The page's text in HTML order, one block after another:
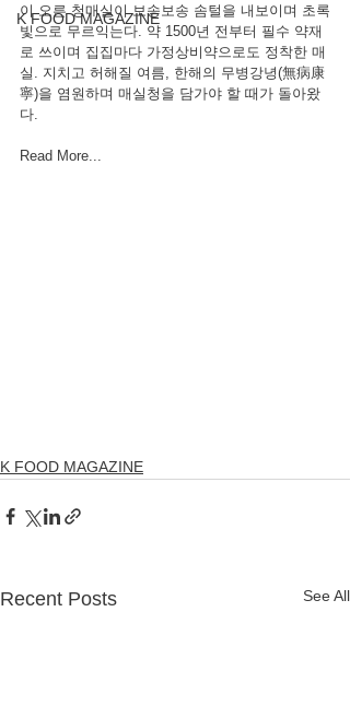
K FOOD MAGAZINE
이 오른 청매실이 보송보송 솜털을 내보이며 초록
빛으로 무르익는다. 약 1500년 전부터 필수 약재
로 쓰이며 집집마다 가정상비약으로도 정착한 매
실. 지치고 허해질 여름, 한해의 무병강녕(無病康
寧)을 염원하며 매실청을 담가야 할 때가 돌아왔
다.
Read More...
K FOOD MAGAZINE
Recent Posts See All